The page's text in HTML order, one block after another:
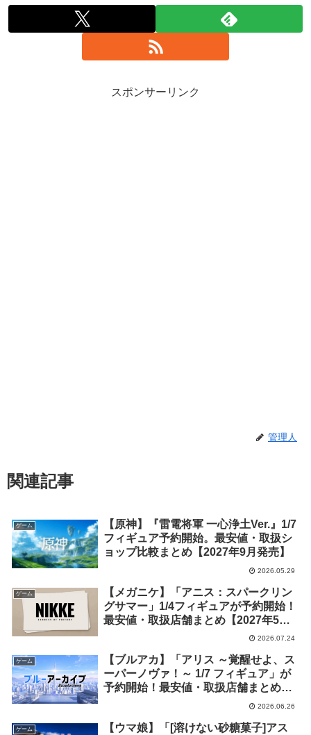
スポンサーリンク
管理人
関連記事
ゲーム
【原神】『雷電将軍 一心浄土Ver.』1/7
フィギュア予約開始。最安値・取扱シ
ョップ比較まとめ【2027年9月発売】
2026.05.29
ゲーム
【メガニケ】「アニス：スパークリン
グサマー」1/4フィギュアが予約開始！
最安値・取扱店舗まとめ【2027年5月
2026.07.24
ゲーム
【ブルアカ】「アリス ～覚醒せよ、ス
ーパーノヴァ！～ 1/7 フィギュア」が
予約開始！最安値・取扱店舗まとめ
2026.06.26
ゲーム
【ウマ娘】「[溶けない砂糖菓子]アス